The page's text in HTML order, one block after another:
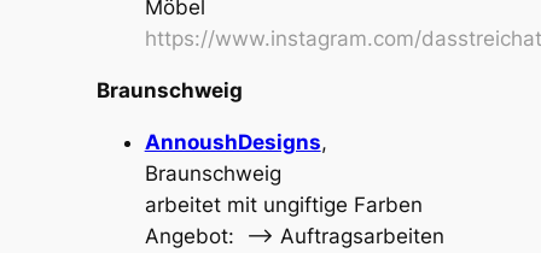
Möbel
https://www.instagram.com/
Braunschweig
AnnoushDesigns,
Braunschweig
arbeitet mit ungiftige Farben
Angebot: –> Auftragsarbeiten